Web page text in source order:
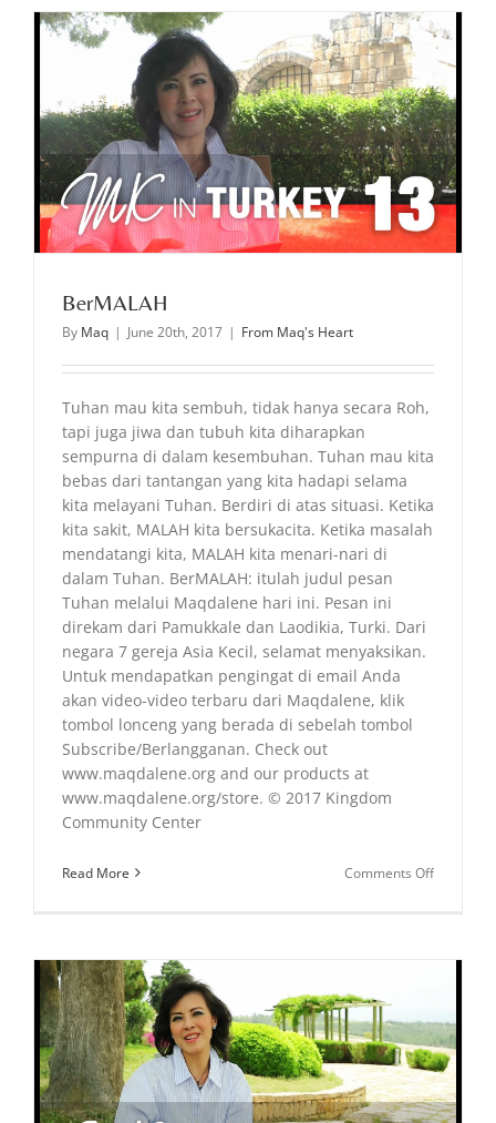
BerMALAH
By Maq | June 20th, 2017 | From Maq's Heart
Tuhan mau kita sembuh, tidak hanya secara Roh,
tapi juga jiwa dan tubuh kita diharapkan
sempurna di dalam kesembuhan. Tuhan mau kita
bebas dari tantangan yang kita hadapi selama
kita melayani Tuhan. Berdiri di atas situasi. Ketika
kita sakit, MALAH kita bersukacita. Ketika masalah
mendatangi kita, MALAH kita menari-nari di
dalam Tuhan. BerMALAH: itulah judul pesan
Tuhan melalui Maqdalene hari ini. Pesan ini
direkam dari Pamukkale dan Laodikia, Turki. Dari
negara 7 gereja Asia Kecil, selamat menyaksikan.
Untuk mendapatkan pengingat di email Anda
akan video-video terbaru dari Maqdalene, klik
tombol lonceng yang berada di sebelah tombol
Subscribe/Berlangganan. Check out
www.maqdalene.org and our products at
www.maqdalene.org/store. © 2017 Kingdom
Community Center
Read More Comments Offon